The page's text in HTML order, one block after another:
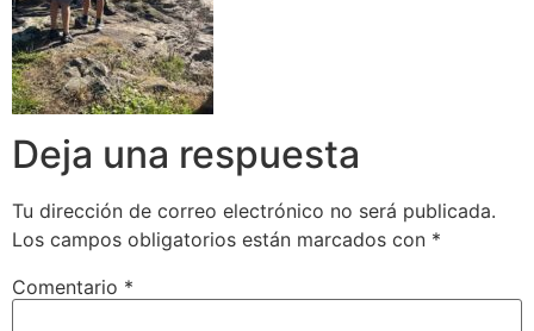
Deja una respuesta
Tu dirección de correo electrónico no será publicada.
Los campos obligatorios están marcados con *
Comentario *